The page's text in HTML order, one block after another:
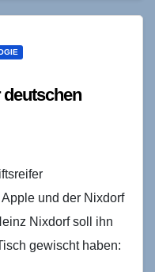
deutschen
und der Nixdorf
Nixdorf soll ihn
gewischt haben: